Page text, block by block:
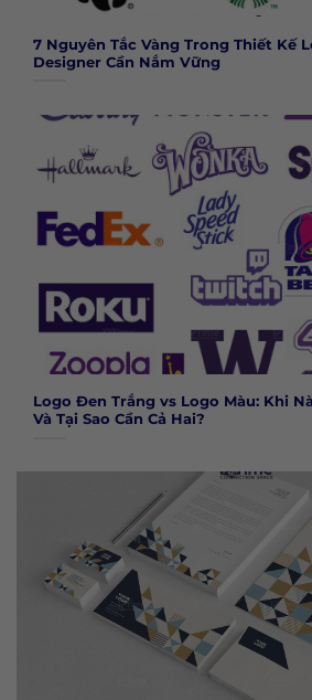
7 Nguyên Tắc Vàng Trong Thiết Kế
Designer Cần Nắm Vững
Logo Đen Trắng vs Logo Màu: Khi
Và Tại Sao Cần Cả Hai?